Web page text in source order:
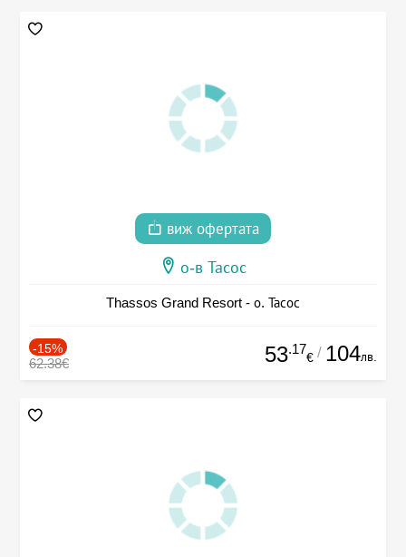
виж офертата
о-в Тасос
Thassos Grand Resort - о. Тасос
-15%
62.38€ 53.17
€ / 104лв.